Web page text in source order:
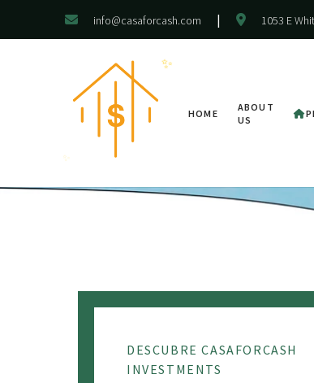
info@casaforcash.com | 1053 E
✨
✨
HOME
ABOUT
US
DESCUBRE CASAFORCASH
INVESTMENTS